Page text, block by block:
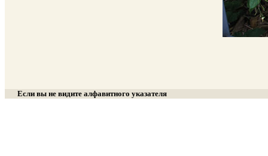
Если вы не видите алфавитного указателя